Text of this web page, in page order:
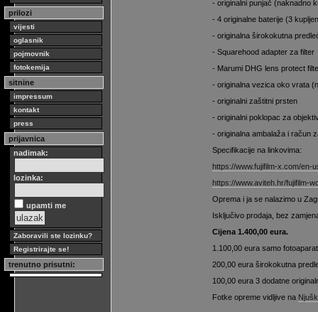
prilozi
vijesti
oglasnik
pojmovnik
fotokemija
sitnine
impressum
kontakt
press
prijavnica
nadimak:
lozinka:
upamti me
Zaboravili ste lozinku?
Registrirajte se!
trenutno prisutni:
- originalni punjač (naknadno
- 4 originalne baterije (3
- originalna širokokutna
- Squarehood adapter za filter
- Marumi DHG lens protect
- originalna vezica oko vrata
- originalni zaštitni prsten
- originalni poklopac za
- originalna ambalaža i račun
Specifikacije na linkovima:
https://www.fujifilm-x.com/en-
https://www.aviteh.hr/fujifilm-
Oprema i ja se nalazimo u
Isključivo prodaja, bez
Cijena 1.400,00 eura.
1.100,00 eura samo
200,00 eura širokokutna
100,00 eura 3 dodatne
Fotke opreme vidljive na